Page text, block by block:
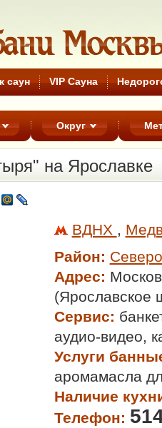
саун VIP Сауна
Округ
на Ярославке
ВДНХ ,
Район:
Адрес:
(Ярославское
Сервис:
аудио-видео,
Услуги
аромамасла
Наличие
Телефон: